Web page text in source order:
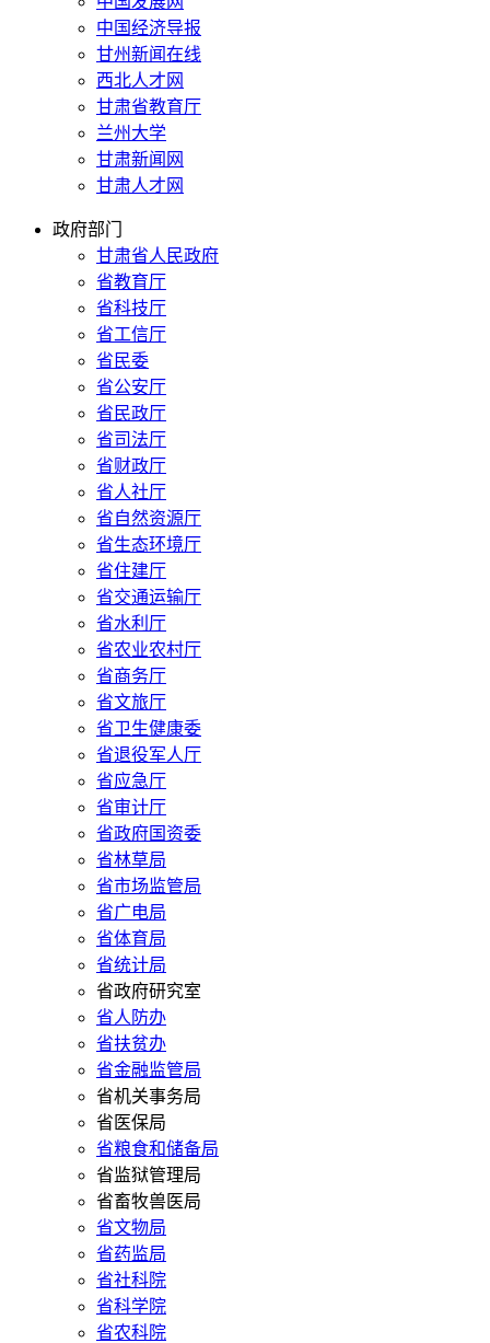
中国经济导报
甘州新闻在线
西北人才网
甘肃省教育厅
兰州大学
甘肃新闻网
甘肃人才网
政府部门
甘肃省人民政府
省教育厅
省科技厅
省工信厅
省民委
省公安厅
省民政厅
省司法厅
省财政厅
省人社厅
省自然资源厅
省生态环境厅
省住建厅
省交通运输厅
省水利厅
省农业农村厅
省商务厅
省文旅厅
省卫生健康委
省退役军人厅
省应急厅
省审计厅
省政府国资委
省林草局
省市场监管局
省广电局
省体育局
省统计局
省政府研究室
省人防办
省扶贫办
省金融监管局
省机关事务局
省医保局
省粮食和储备局
省监狱管理局
省畜牧兽医局
省文物局
省药监局
省社科院
省科学院
省农科院